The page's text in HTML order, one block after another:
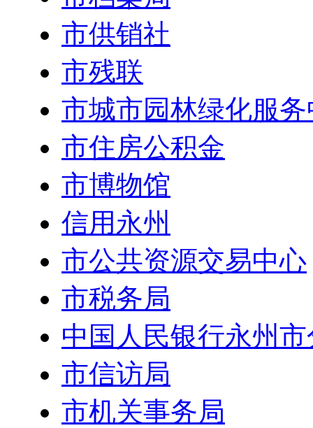
市供销社
市残联
市城市园林绿化服
市住房公积金
市博物馆
信用永州
市公共资源交易中心
市税务局
中国人民银行永州
市信访局
市机关事务局